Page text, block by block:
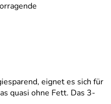
eignet es sich für
quasi ohne Fett. Das 3-